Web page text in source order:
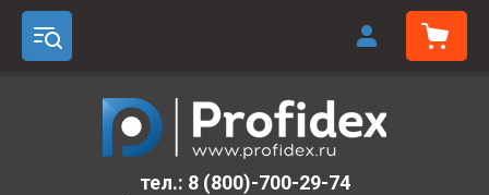
тел.: 8 (800)-700-29-74